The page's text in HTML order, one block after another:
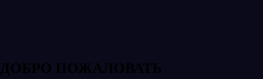
ДОБРО ПОЖАЛОВАТЬ